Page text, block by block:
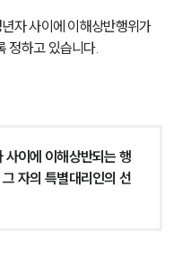
예약
자 사이에 이해상반행위가
정하고 있습니다.
자의 특별대리인의 선